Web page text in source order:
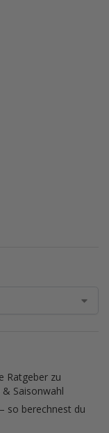
Ratgeber zu
Saisonwahl
so berechnest du